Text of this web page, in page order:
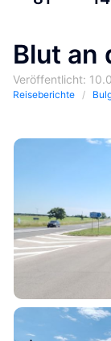
Blut an
Veröffentlicht:
Reiseberichte